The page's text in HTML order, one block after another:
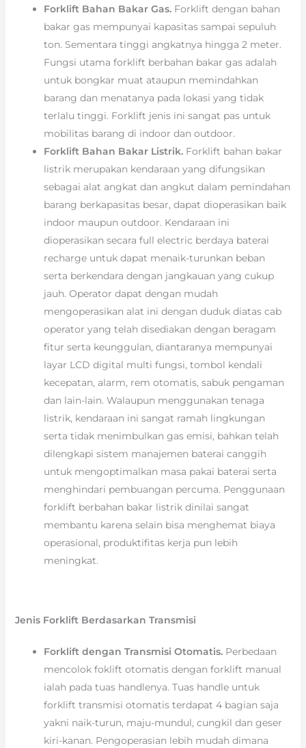
Forklift Bahan Bakar Gas. Forklift dengan bahan
bakar gas mempunyai kapasitas sampai sepuluh
ton. Sementara tinggi angkatnya hingga 2 meter.
Fungsi utama forklift berbahan bakar gas adalah
untuk bongkar muat ataupun memindahkan
barang dan menatanya pada lokasi yang tidak
terlalu tinggi. Forklift jenis ini sangat pas untuk
mobilitas barang di indoor dan outdoor.
Forklift Bahan Bakar Listrik. Forklift bahan bakar
listrik merupakan kendaraan yang difungsikan
sebagai alat angkat dan angkut dalam pemindahan
barang berkapasitas besar, dapat dioperasikan baik
indoor maupun outdoor. Kendaraan ini
dioperasikan secara full electric berdaya baterai
recharge untuk dapat menaik-turunkan beban
serta berkendara dengan jangkauan yang cukup
jauh. Operator dapat dengan mudah
mengoperasikan alat ini dengan duduk diatas cab
operator yang telah disediakan dengan beragam
fitur serta keunggulan, diantaranya mempunyai
layar LCD digital multi fungsi, tombol kendali
kecepatan, alarm, rem otomatis, sabuk pengaman
dan lain-lain. Walaupun menggunakan tenaga
listrik, kendaraan ini sangat ramah lingkungan
serta tidak menimbulkan gas emisi, bahkan telah
dilengkapi sistem manajemen baterai canggih
untuk mengoptimalkan masa pakai baterai serta
menghindari pembuangan percuma. Penggunaan
forklift berbahan bakar listrik dinilai sangat
membantu karena selain bisa menghemat biaya
operasional, produktifitas kerja pun lebih
meningkat.
Jenis Forklift Berdasarkan Transmisi
Forklift dengan Transmisi Otomatis. Perbedaan
mencolok foklift otomatis dengan forklift manual
ialah pada tuas handlenya. Tuas handle untuk
forklift transmisi otomatis terdapat 4 bagian saja
yakni naik-turun, maju-mundul, cungkil dan geser
kiri-kanan. Pengoperasian lebih mudah dimana